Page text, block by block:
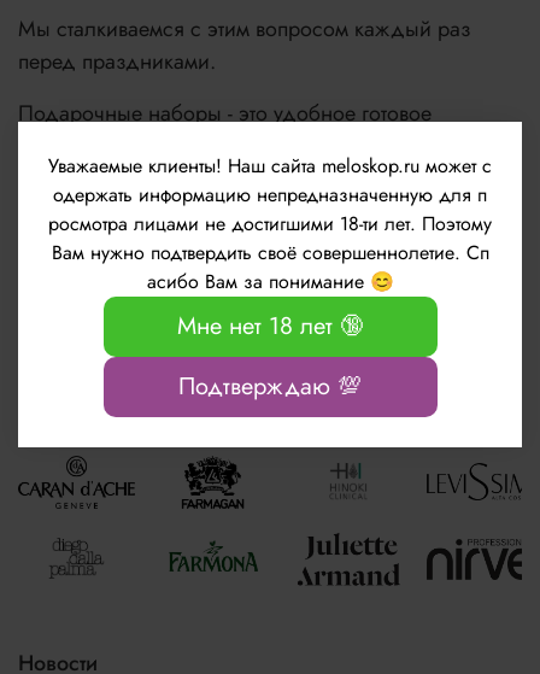
Мы сталкиваемся с этим вопросом каждый раз
перед праздниками.
Подарочные наборы - это удобное готовое
Будьте красивы, молоды и счастливы!
Узнать подробнее
Популярные бренды
Новости
Уважаемые клиенты! Наш сайта meloskop.ru может с
одержать информацию непредназначенную для п
росмотра лицами не достигшими 18-ти лет. Поэтому
Вам нужно подтвердить своё совершеннолетие. Сп
асибо Вам за понимание 😊
Мне нет 18 лет 🔞
Подтверждаю 💯